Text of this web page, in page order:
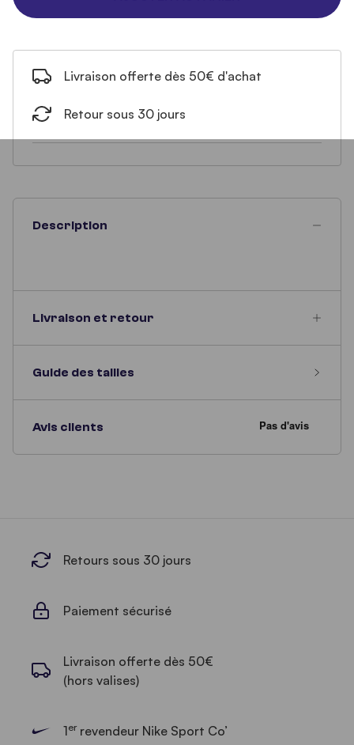
Livraison offerte dès 50€ d'achat
Retour sous 30 jours
Description
Livraison et retour
Guide des tailles
Avis clients
Retours sous 30 jours
Paiement sécurisé
Livraison offerte dès 50€
(hors valises)
1errevendeur Nike Sport Co’